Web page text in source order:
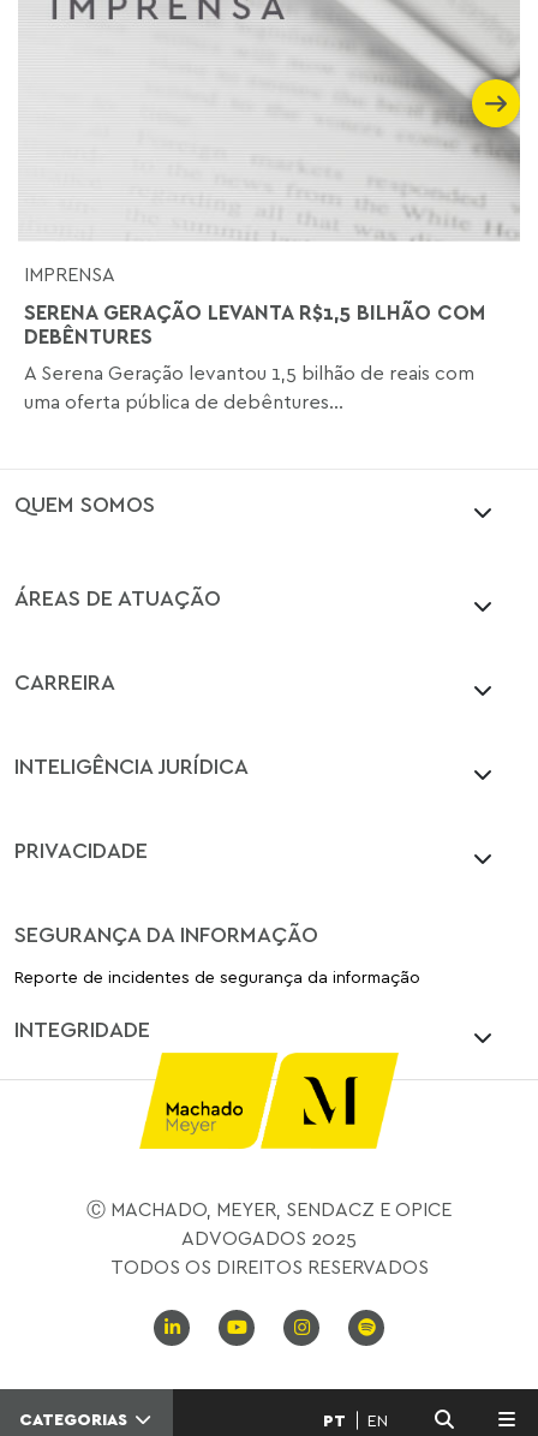
IMPRENSA
SERENA GERAÇÃO LEVANTA R$1,5 BILHÃO COM
DEBÊNTURES
A Serena Geração levantou 1,5 bilhão de reais com
uma oferta pública de debêntures...
QUEM SOMOS
ÁREAS DE ATUAÇÃO
CARREIRA
INTELIGÊNCIA JURÍDICA
PRIVACIDADE
SEGURANÇA DA INFORMAÇÃO
Reporte de incidentes de segurança da informação
INTEGRIDADE
Ⓒ MACHADO, MEYER, SENDACZ E OPICE
ADVOGADOS 2025
TODOS OS DIREITOS RESERVADOS
CATEGORIAS PT EN